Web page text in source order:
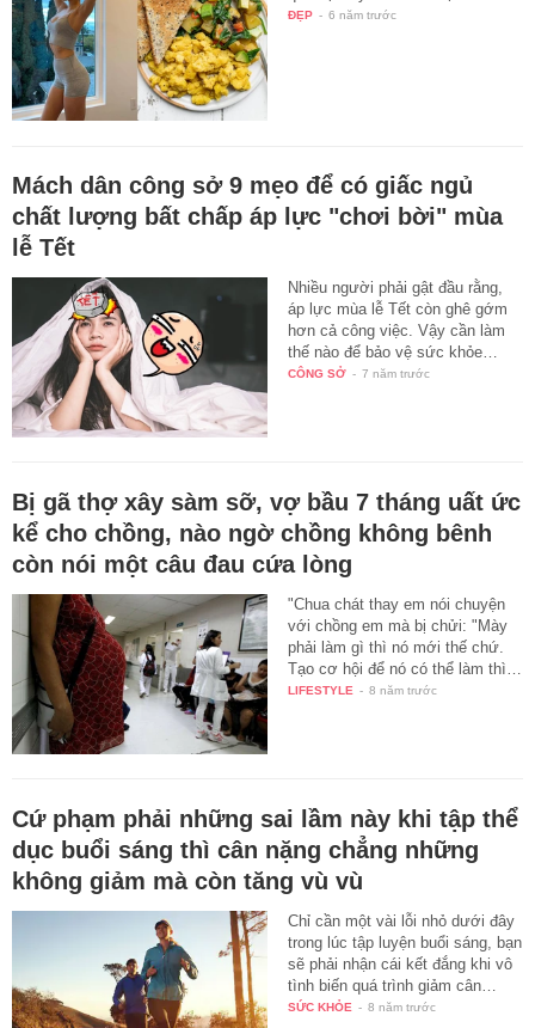
ĐẸP - 6 năm trước
Mách dân công sở 9 mẹo để có giấc ngủ
chất lượng bất chấp áp lực "chơi bời" mùa
lễ Tết
Nhiều người phải gật đầu rằng,
áp lực mùa lễ Tết còn ghê gớm
hơn cả công việc. Vậy cần làm
thế nào để bảo vệ sức khỏe…
CÔNG SỞ - 7 năm trước
Bị gã thợ xây sàm sỡ, vợ bầu 7 tháng uất ức
kể cho chồng, nào ngờ chồng không bênh
còn nói một câu đau cứa lòng
"Chua chát thay em nói chuyện
với chồng em mà bị chửi: "Mày
phải làm gì thì nó mới thế chứ.
Tạo cơ hội để nó có thể làm thì…
LIFESTYLE - 8 năm trước
Cứ phạm phải những sai lầm này khi tập thể
dục buổi sáng thì cân nặng chẳng những
không giảm mà còn tăng vù vù
Chỉ cần một vài lỗi nhỏ dưới đây
trong lúc tập luyện buổi sáng, bạn
sẽ phải nhận cái kết đắng khi vô
tình biến quá trình giảm cân…
SỨC KHỎE - 8 năm trước